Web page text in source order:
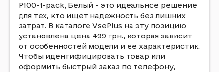
P100-1-pack, Белый - это идеальное решение
для тех, кто ищет надежность без лишних
затрат. В каталоге VsePlus на эту позицию
установлена цена 499 грн., которая зависит
от особенностей модели и ее характеристик.
Чтобы идентифицировать товар или
оформить быстрый заказ по телефону,